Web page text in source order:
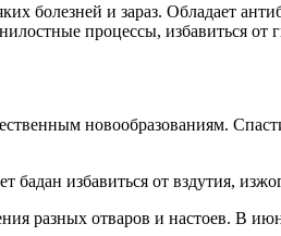
болезней и зараз. Обладает
процессы, избавиться от
новообразованиям.
бадан избавиться от вздутия,
разных отваров и настоев. В